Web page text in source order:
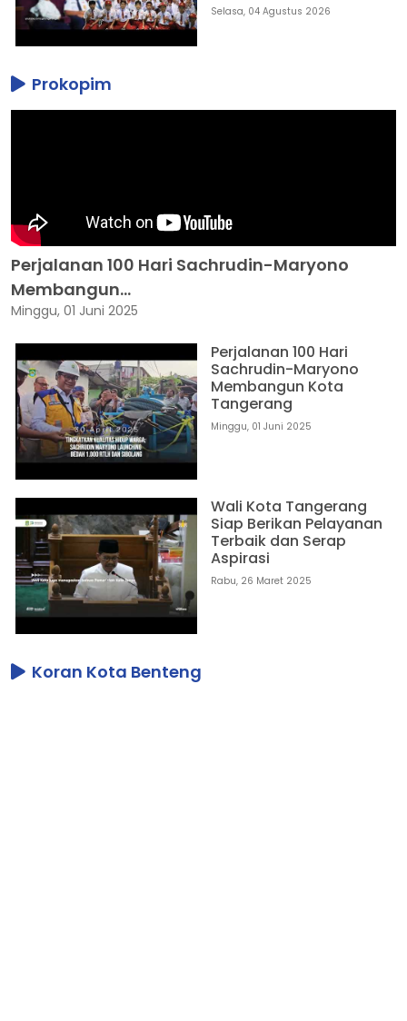
Selasa, 04 Agustus 2026
Prokopim
Perjalanan 100 Hari Sachrudin-Maryono
Membangun...
Minggu, 01 Juni 2025
Perjalanan 100 Hari
Sachrudin-Maryono
Membangun Kota
Tangerang
Minggu, 01 Juni 2025
Wali Kota Tangerang
Siap Berikan Pelayanan
Terbaik dan Serap
Aspirasi
Rabu, 26 Maret 2025
Koran Kota Benteng